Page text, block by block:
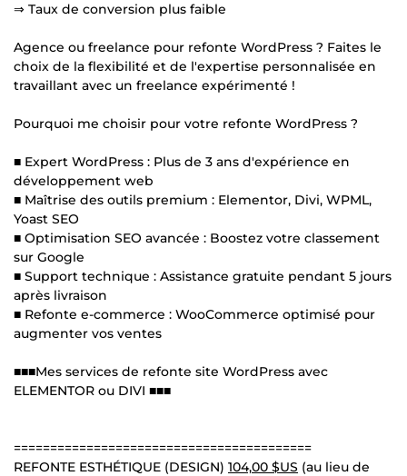
⇒ Taux de conversion plus faible
Agence ou freelance pour refonte WordPress ? Faites le
choix de la flexibilité et de l'expertise personnalisée en
travaillant avec un freelance expérimenté !
Pourquoi me choisir pour votre refonte WordPress ?
■ Expert WordPress : Plus de 3 ans d'expérience en
développement web
■ Maîtrise des outils premium : Elementor, Divi, WPML,
Yoast SEO
■ Optimisation SEO avancée : Boostez votre classement
sur Google
■ Support technique : Assistance gratuite pendant 5 jours
après livraison
■ Refonte e-commerce : WooCommerce optimisé pour
augmenter vos ventes
■■■Mes services de refonte site WordPress avec
ELEMENTOR ou DIVI ■■■
=========================================
REFONTE ESTHÉTIQUE (DESIGN) 104,00 $US (au lieu de